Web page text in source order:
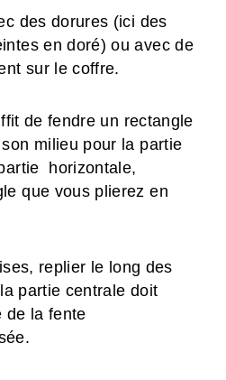
des dorures (ici des
en doré) ou avec de
sur le coffre.
de fendre un rectangle
milieu pour la partie
horizontale,
que vous plierez en
replier le long des
partie centrale doit
de la fente